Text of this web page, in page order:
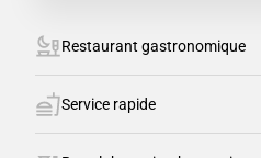
Restaurant gastronomique
Service rapide